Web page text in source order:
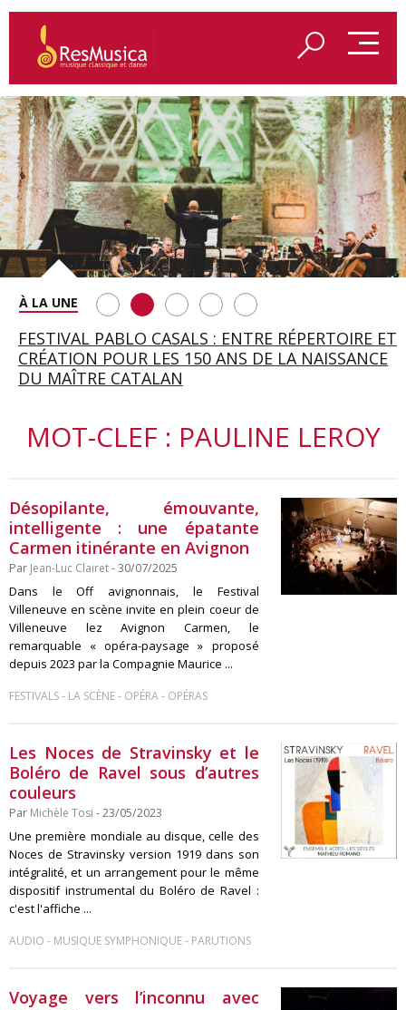
SAINT FRANÇOIS D’ASSISE À SALZBOURG, UNE
SOIRÉE IMMENSE PORTÉE PAR ROMEO
CASTELLUCCI ET MAXIME PASCAL
FESTIVAL PABLO CASALS : ENTRE RÉPERTOIRE ET
CRÉATION POUR LES 150 ANS DE LA NAISSANCE
DU MAÎTRE CATALAN
A BAYREUTH, LE 150E ANNIVERSAIRE DU RING
WAGNÉRIEN GÉNÉRÉ PAR L’IA
BETSY JOLAS FÊTE SON CENTIÈME
ANNIVERSAIRE
GEORGE BENJAMIN : « MES PARENTS AVAIENT
CETTE EXIGENCE DE L’OBJET CISELÉ »
MOT-CLEF : PAULINE LEROY
Désopilante, émouvante,
intelligente : une épatante
Carmen itinérante en Avignon
Par Jean-Luc Clairet- 30/07/2025
Dans le Off avignonnais, le Festival
Villeneuve en scène invite en plein coeur de
Villeneuve lez Avignon Carmen, le
remarquable « opéra-paysage » proposé
depuis 2023 par la Compagnie Maurice ...
FESTIVALS- LA SCÈNE- OPÉRA- OPÉRAS
Les Noces de Stravinsky et le
Boléro de Ravel sous d’autres
couleurs
Par Michèle Tosi - 23/05/2023
Une première mondiale au disque, celle des
Noces de Stravinsky version 1919 dans son
intégralité, et un arrangement pour le même
dispositif instrumental du Boléro de Ravel :
c'est l'affiche ...
AUDIO - MUSIQUE SYMPHONIQUE- PARUTIONS
Voyage vers l’inconnu avec